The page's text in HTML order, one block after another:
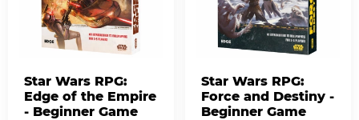
Star Wars RPG:
Edge of the Empire
- Beginner Game
Star Wars RPG:
Force and Destiny -
Beginner Game